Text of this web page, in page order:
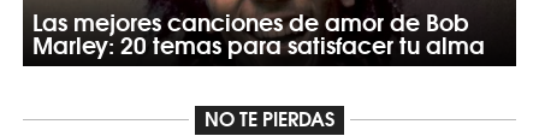
Las mejores canciones de amor de Bob
Marley: 20 temas para satisfacer tu alma
NO TE PIERDAS